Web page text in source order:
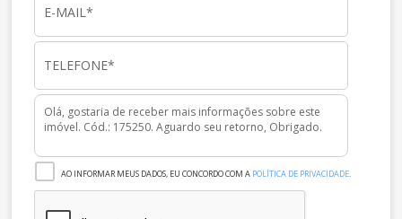
AO INFORMAR MEUS DADOS, EU CONCORDO COM A POLÍTICA DE PRIVACIDADE.